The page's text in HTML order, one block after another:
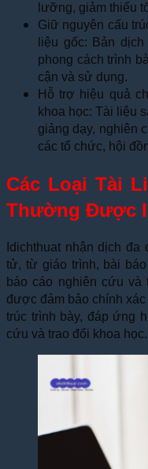
lưỡng, giảm thiểu
Giữ nguyên cấu
liệu gốc: Bản
phong cách trình
cận và sử dụng.
Hỗ trợ hiệu quả
khoa học: Tài liệu
giảng dạy, nghiên
các tổ chức, hội
Các Loại Tài
Thường Được
Idichthuat nhận dịch
tử, từ giáo trình, bài
báo cáo nghiên cứu và
được đảm bảo chính
trúc trình bày, đáp ứng
cứu và trao đổi khoa học.